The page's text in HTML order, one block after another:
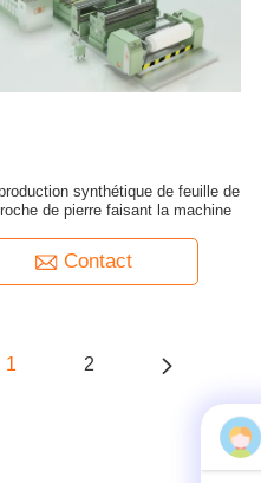
synthétique de feuille de
de pierre faisant la machine
Contact
1 2